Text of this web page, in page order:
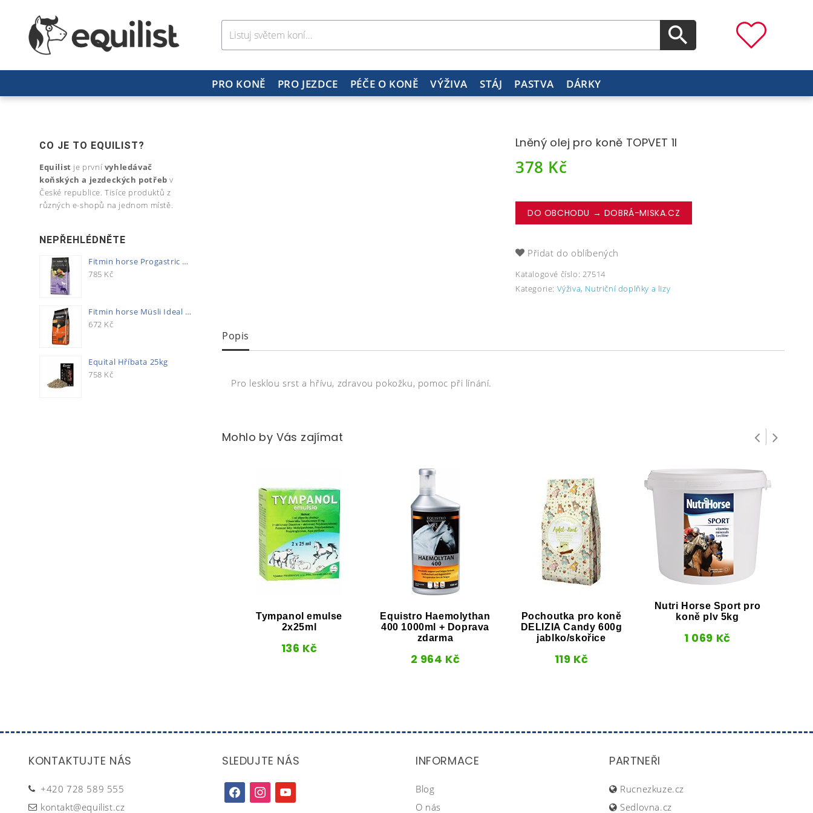
PRO KONĚ PRO JEZDCE PÉČE O KONĚ VÝŽIVA STÁJ PASTVA DÁRKY
Lněný olej pro koně TOPVET 1l
378 Kč
DO OBCHODU → DOBRÁ-MISKA.CZ
Přidat do oblíbených
Katalogové číslo: 27514
Kategorie: Výživa, Nutriční doplňky a lizy
Popis
Pro lesklou srst a hřívu, zdravou pokožku, pomoc při línání.
Mohlo by Vás zajímat
Tympanol emulse
2x25ml
136 Kč
Equistro Haemolythan
400 1000ml + Doprava
zdarma
2 964 Kč
Pochoutka pro koně
DELIZIA Candy 600g
jablko/skořice
119 Kč
Nutri Horse Sport pro
koně plv 5kg
1 069 Kč
CO JE TO EQUILIST?
Equilist je první vyhledávač
koňských a jezdeckých potřeb v
České republice. Tisíce produktů z
různých e-shopů na jednom místě.
NEPŘEHLÉDNĚTE
Fitmin horse Progastric 20kg
785 Kč
Fitmin horse Müsli Ideal 20kg
672 Kč
Equital Hříbata 25kg
758 Kč
KONTAKTUJTE NÁS
+420 728 589 555
kontakt@equilist.cz
SLEDUJTE NÁS
facebookinstagramyoutube
INFORMACE
Blog
O nás
PARTNEŘI
Rucnezkuze.cz
Sedlovna.cz